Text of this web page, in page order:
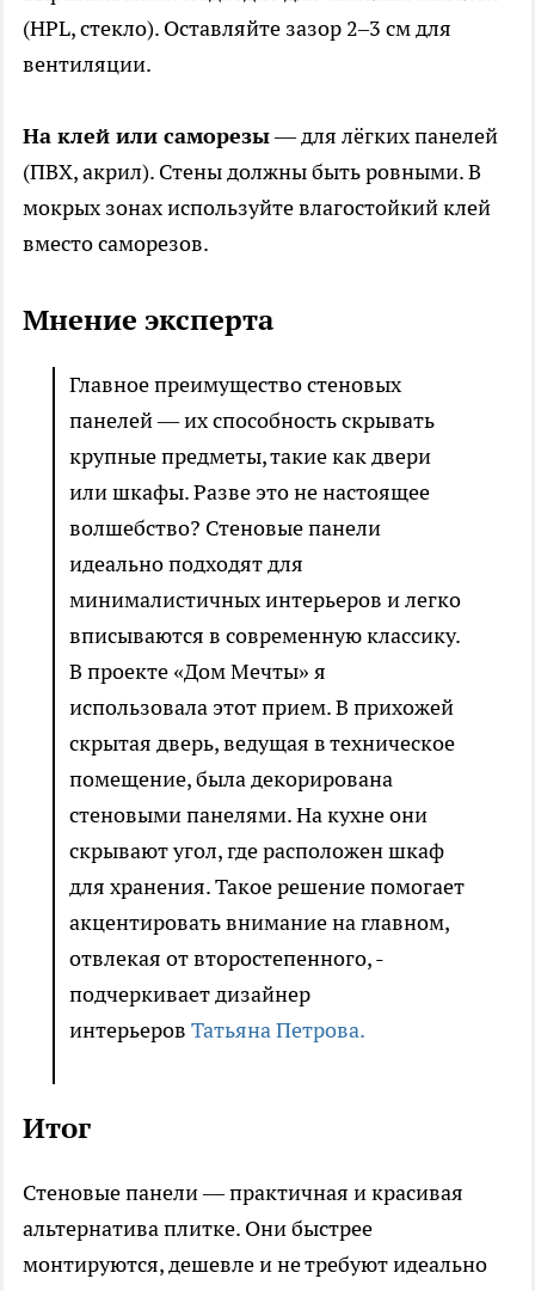
(HPL, стекло). Оставляйте зазор 2–3 см для
вентиляции.
На клей или саморезы— для лёгких панелей
(ПВХ, акрил). Стены должны быть ровными. В
мокрых зонах используйте влагостойкий клей
вместо саморезов.
Мнение эксперта
Главное преимущество стеновых
панелей — их способность скрывать
крупные предметы, такие как двери
или шкафы. Разве это не настоящее
волшебство? Стеновые панели
идеально подходят для
минималистичных интерьеров и легко
вписываются в современную классику.
В проекте «Дом Мечты» я
использовала этот прием. В прихожей
скрытая дверь, ведущая в техническое
помещение, была декорирована
стеновыми панелями. На кухне они
скрывают угол, где расположен шкаф
для хранения. Такое решение помогает
акцентировать внимание на главном,
отвлекая от второстепенного, -
подчеркивает дизайнер
интерьеров Татьяна Петрова.
Итог
Стеновые панели — практичная и красивая
альтернатива плитке. Они быстрее
монтируются, дешевле и не требуют идеально